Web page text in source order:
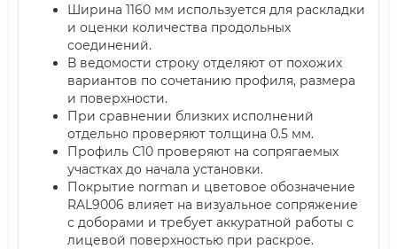
Ширина 1160 мм используется для раскладки
и оценки количества продольных
соединений.
В ведомости строку отделяют от похожих
вариантов по сочетанию профиля, размера
и поверхности.
При сравнении близких исполнений
отдельно проверяют толщина 0.5 мм.
Профиль С10 проверяют на сопрягаемых
участках до начала установки.
Покрытие norman и цветовое обозначение
RAL9006 влияет на визуальное сопряжение
с доборами и требует аккуратной работы с
лицевой поверхностью при раскрое.